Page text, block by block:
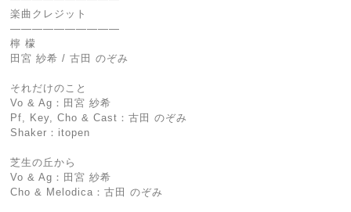
楽曲クレジット
――――――――――
檸 檬
田宮 紗希 / 古田 のぞみ
それだけのこと
Vo & Ag：田宮 紗希
Pf, Key, Cho & Cast：古田 のぞみ
Shaker：itopen
芝生の丘から
Vo & Ag：田宮 紗希
Cho & Melodica：古田 のぞみ